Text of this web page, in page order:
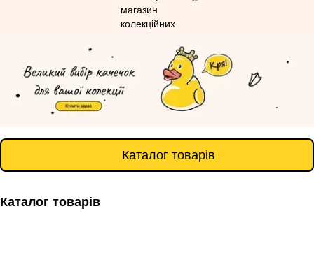
Каталог товарів
Каталог товарів